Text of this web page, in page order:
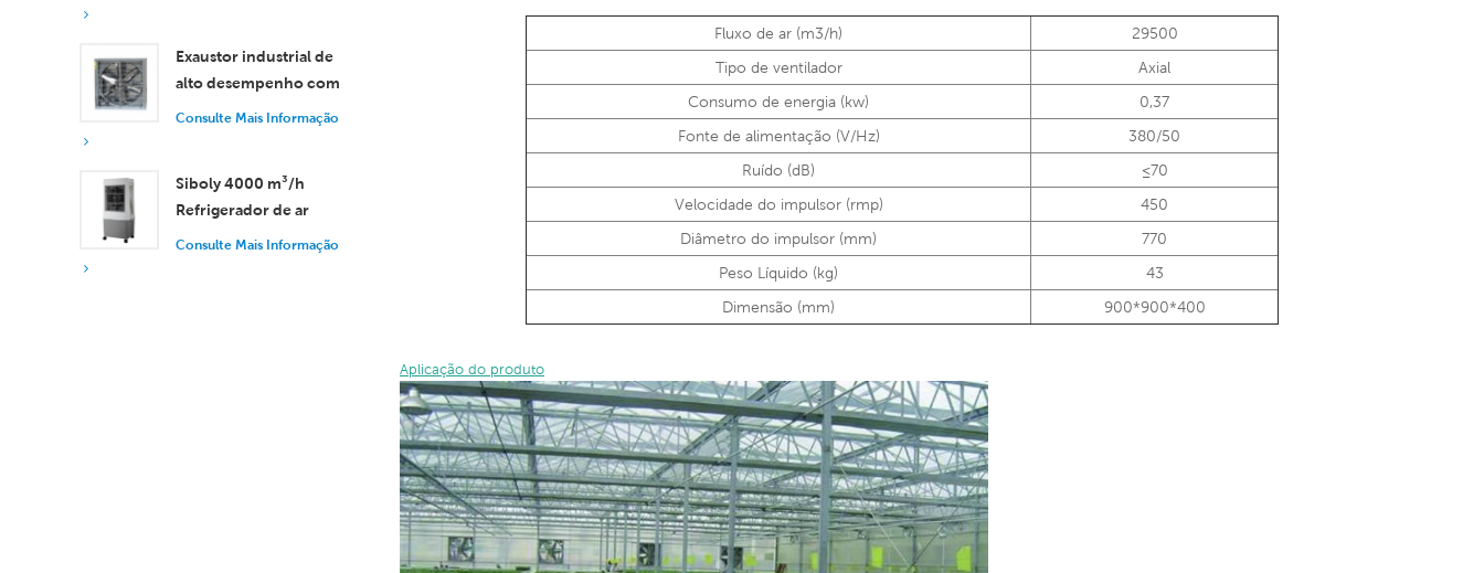
Exaustor industrial de
alto desempenho com
vazão de ar de 37.000
Consulte Mais Informação
Siboly 4000 m³/h
Refrigerador de ar
industrial portátil 50L
Consulte Mais Informação
Fluxo de ar (m3/h)
29500
Tipo de ventilador
Axial
Consumo de energia (kw)
0,37
Fonte de alimentação (V/Hz)
380/50
Ruído (dB)
≤70
Velocidade do impulsor (rmp)
450
Diâmetro do impulsor (mm)
770
Peso Líquido (kg)
43
Dimensão (mm)
900*900*400
Aplicação do produto